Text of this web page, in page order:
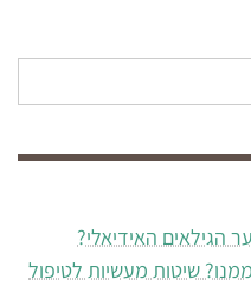
הגילאים האידיאלי?
שיטות מעשיות לטיפול